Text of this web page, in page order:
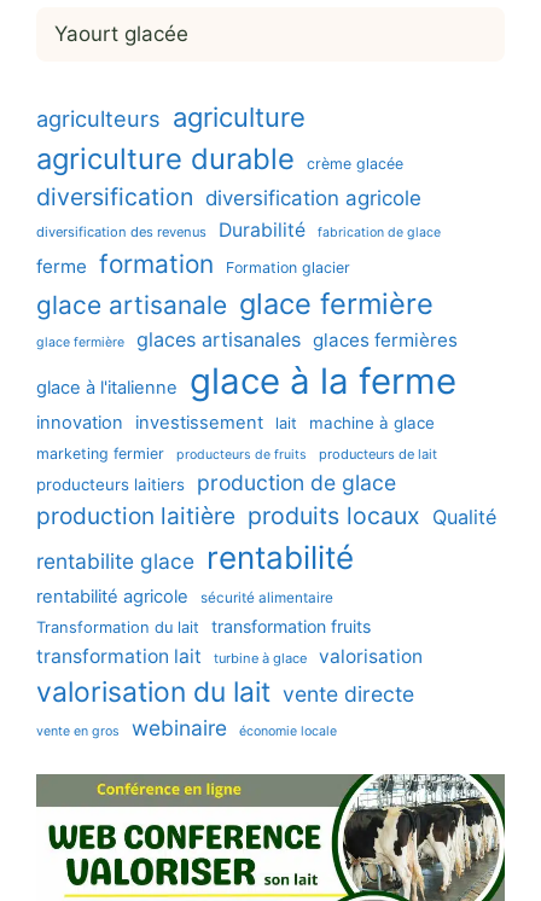
Yaourt glacée
agriculteurs agriculture
agriculture durable crème glacée
diversification diversification agricole
diversification des revenus Durabilité fabrication de glace
ferme formation Formation glacier
glace artisanale glace fermière
glace fermière glaces artisanales glaces fermières
glace à l'italienne glace à la ferme
innovation investissement lait machine à glace
marketing fermier producteurs de fruits producteurs de lait
producteurs laitiers production de glace
production laitière produits locaux Qualité
rentabilite glace rentabilité
rentabilité agricole sécurité alimentaire
Transformation du lait transformation fruits
transformation lait turbine à glace valorisation
valorisation du lait vente directe
vente en gros webinaire économie locale